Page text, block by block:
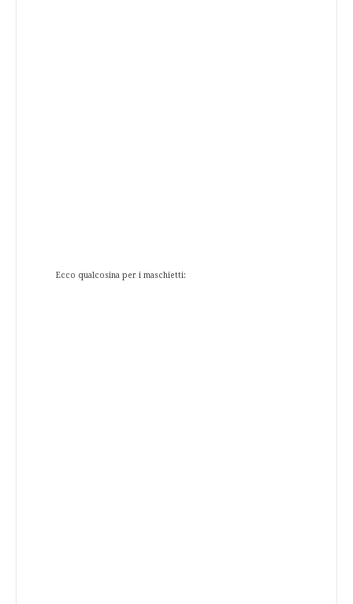
Ecco qualcosina per i maschietti: